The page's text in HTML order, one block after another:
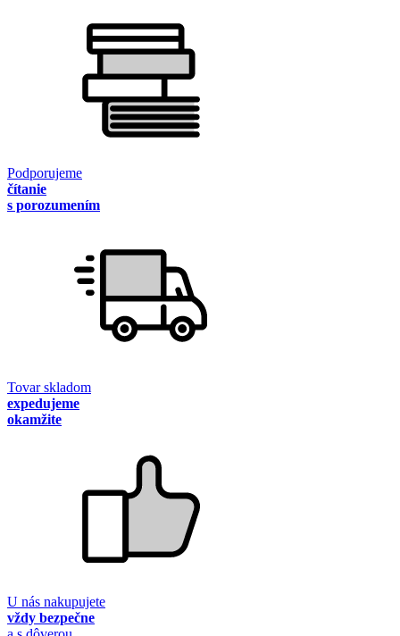
Podporujeme
čítanie
s porozumením
Tovar skladom
expedujeme
okamžite
U nás nakupujete
vždy bezpečne